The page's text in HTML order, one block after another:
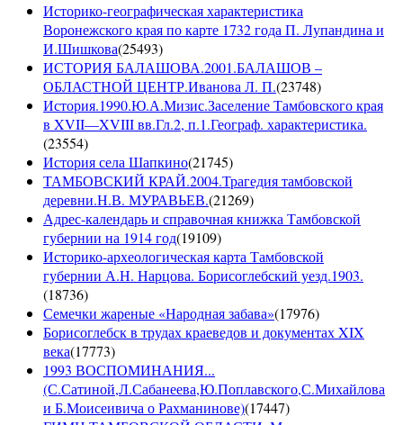
Историко-географическая характеристика
Воронежского края по карте 1732 года П. Лупандина и
И.Шишкова(25493)
ИСТОРИЯ БАЛАШОВА.2001.БАЛАШОВ –
ОБЛАСТНОЙ ЦЕНТР.Иванова Л. П.(23748)
История.1990.Ю.А.Мизис.Заселение Тамбовского края
в XVII—XVIII вв.Гл.2, п.1.Географ. характеристика.
(23554)
История села Шапкино(21745)
ТАМБОВСКИЙ КРАЙ.2004.Трагедия тамбовской
деревни.Н.В. МУРАВЬЕВ.(21269)
Адрес-календарь и справочная книжка Тамбовской
губернии на 1914 год(19109)
Историко-археологическая карта Тамбовской
губернии А.Н. Нарцова. Борисоглебский уезд.1903.
(18736)
Семечки жареные «Народная забава»(17976)
Борисоглебск в трудах краеведов и документах XIX
века(17773)
1993 ВОСПОМИНАНИЯ...
(С.Сатиной,Л.Сабанеева,Ю.Поплавского,С.Михайлова
и Б.Моисеивича о Рахманинове)(17447)